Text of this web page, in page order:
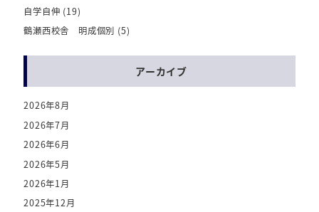
自学自伸 (19)
鶴瀬西校舎 明成個別 (5)
アーカイブ
2026年8月
2026年7月
2026年6月
2026年5月
2026年1月
2025年12月